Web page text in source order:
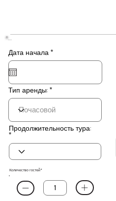
....
Дата начала *r
e
r
d
Тип аренды:
Продолжительность тура:
Количество гостей*